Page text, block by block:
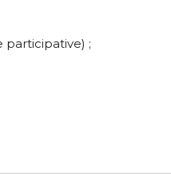
participative) ;